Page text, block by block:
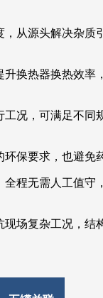
从源头解决杂
换热器换热效
况，可满足不
保要求，也避免
程无需人工值
场复杂工况，